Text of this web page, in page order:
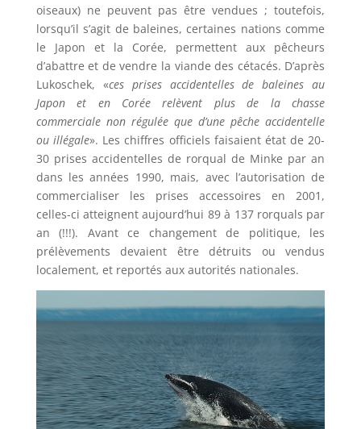
oiseaux) ne peuvent pas être vendues ; toutefois,
lorsqu’il s’agit de baleines, certaines nations comme
le Japon et la Corée, permettent aux pêcheurs
d’abattre et de vendre la viande des cétacés. D’après
Lukoschek, «ces prises accidentelles de baleines au
Japon et en Corée relèvent plus de la chasse
commerciale non régulée que d’une pêche accidentelle
ou illégale». Les chiffres officiels faisaient état de 20-
30 prises accidentelles de rorqual de Minke par an
dans les années 1990, mais, avec l’autorisation de
commercialiser les prises accessoires en 2001,
celles-ci atteignent aujourd’hui 89 à 137 rorquals par
an (!!!). Avant ce changement de politique, les
prélèvements devaient être détruits ou vendus
localement, et reportés aux autorités nationales.